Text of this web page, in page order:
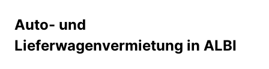
Auto- und
Lieferwagenvermietung in ALBI